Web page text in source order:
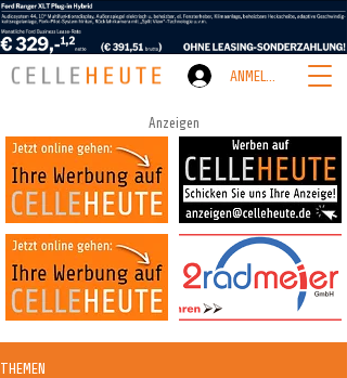
ANMELDEN
Anzeigen
THEMEN